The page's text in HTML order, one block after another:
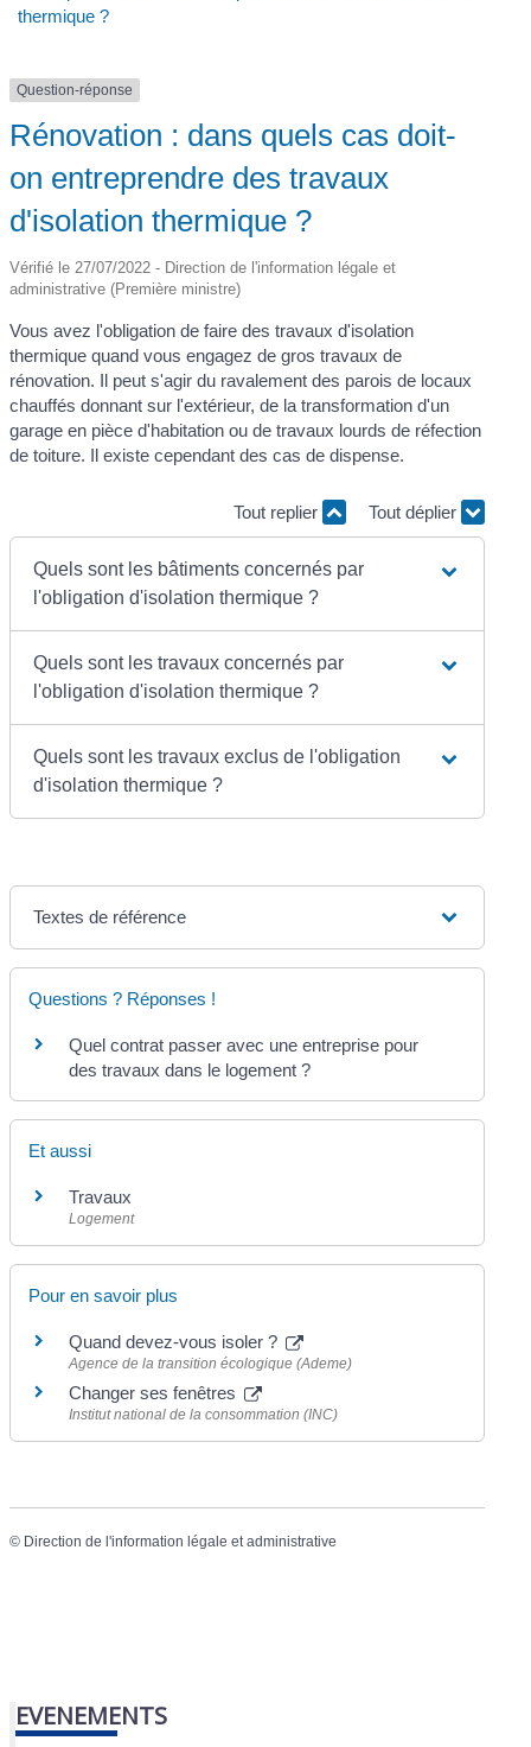
thermique ?
Question-réponse
Rénovation : dans quels cas doit-
on entreprendre des travaux
d'isolation thermique ?
Vérifié le 27/07/2022 - Direction de l'information légale et
administrative (Première ministre)
Vous avez l'obligation de faire des travaux d'isolation
thermique quand vous engagez de gros travaux de
rénovation. Il peut s'agir du ravalement des parois de locaux
chauffés donnant sur l'extérieur, de la transformation d'un
garage en pièce d'habitation ou de travaux lourds de réfection
de toiture. Il existe cependant des cas de dispense.
Tout replier Tout déplier
Quels sont les bâtiments concernés par
l'obligation d'isolation thermique ?
Quels sont les travaux concernés par
l'obligation d'isolation thermique ?
Quels sont les travaux exclus de l'obligation
d'isolation thermique ?
Textes de référence
Questions ? Réponses !
Quel contrat passer avec une entreprise pour
des travaux dans le logement ?
Et aussi
Travaux
Logement
Pour en savoir plus
Quand devez-vous isoler ?
Agence de la transition écologique (Ademe)
Changer ses fenêtres
Institut national de la consommation (INC)
© Direction de l'information légale et administrative
EVENEMENTS